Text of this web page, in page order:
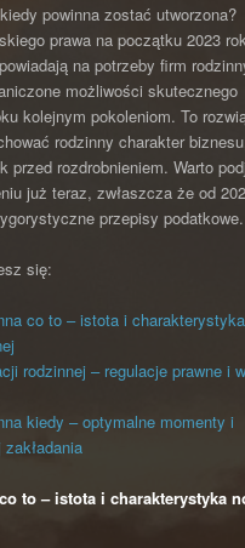
powinna zostać utworzona?
prawa na początku 2023
na potrzeby firm
możliwości skutecznego
kolejnym pokoleniom. To
rodzinny charakter
przed rozdrobnieniem. Warto
już teraz, zwłaszcza że od
przepisy podatkowe.
się:
co to – istota i
rodzinnej – regulacje prawne i
kiedy – optymalne momenty i
to – istota i charakterystyka